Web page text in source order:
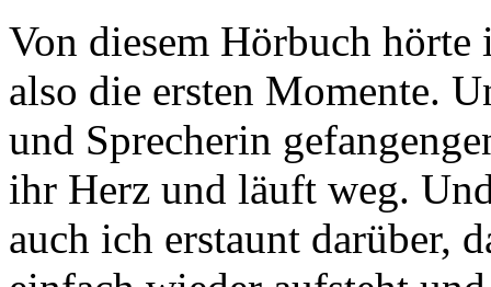
Von diesem Hörbuch
also die ersten Momente.
und Sprecherin
ihr Herz und läuft weg.
auch ich erstaunt darüber,